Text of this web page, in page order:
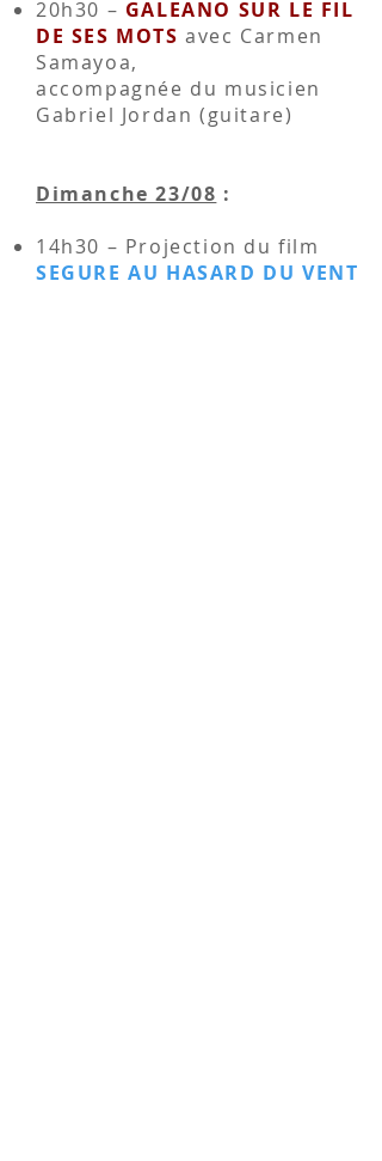
20h30 – GALEANO SUR LE FIL
DE SES MOTS avec Carmen
Samayoa,
accompagnée du musicien
Gabriel Jordan (guitare)
Dimanche 23/08 :
14h30 – Projection du film
SEGURE AU HASARD DU VENT